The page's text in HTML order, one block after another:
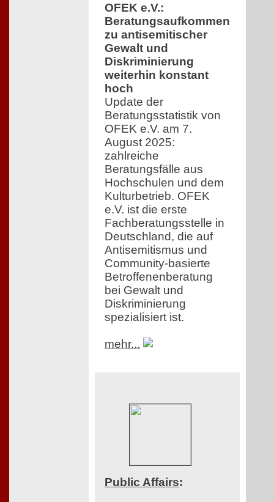
OFEK e.V.:
Beratungsaufkommen
zu antisemitischer
Gewalt und
Diskriminierung
weiterhin konstant
hoch
Update der
Beratungsstatistik von
OFEK e.V. am 7.
August 2025:
zahlreiche
Beratungsfälle aus
Hochschulen und dem
Kulturbetrieb. OFEK
e.V. ist die erste
Fachberatungsstelle in
Deutschland, die auf
Antisemitismus und
Community-basierte
Betroffenenberatung
bei Gewalt und
Diskriminierung
spezialisiert ist.
mehr...
Public Affairs: